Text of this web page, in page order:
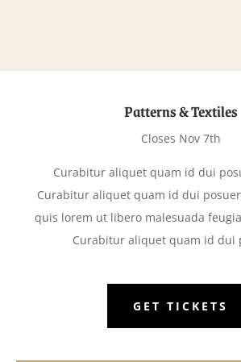
Patterns & Textiles
Closes Nov 7th
Curabitur aliquet quam id dui
Curabitur aliquet quam id dui
quis lorem ut libero malesuada
Curabitur aliquet quam id dui
GET TICKETS